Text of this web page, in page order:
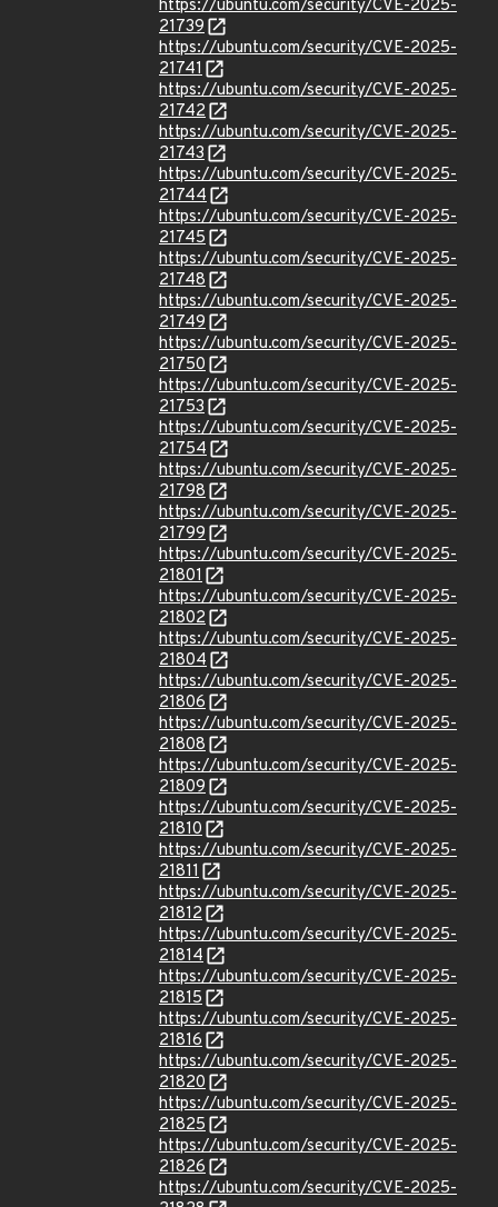
https://ubuntu.com/security/CVE-2025-
21739
https://ubuntu.com/security/CVE-2025-
21741
https://ubuntu.com/security/CVE-2025-
21742
https://ubuntu.com/security/CVE-2025-
21743
https://ubuntu.com/security/CVE-2025-
21744
https://ubuntu.com/security/CVE-2025-
21745
https://ubuntu.com/security/CVE-2025-
21748
https://ubuntu.com/security/CVE-2025-
21749
https://ubuntu.com/security/CVE-2025-
21750
https://ubuntu.com/security/CVE-2025-
21753
https://ubuntu.com/security/CVE-2025-
21754
https://ubuntu.com/security/CVE-2025-
21798
https://ubuntu.com/security/CVE-2025-
21799
https://ubuntu.com/security/CVE-2025-
21801
https://ubuntu.com/security/CVE-2025-
21802
https://ubuntu.com/security/CVE-2025-
21804
https://ubuntu.com/security/CVE-2025-
21806
https://ubuntu.com/security/CVE-2025-
21808
https://ubuntu.com/security/CVE-2025-
21809
https://ubuntu.com/security/CVE-2025-
21810
https://ubuntu.com/security/CVE-2025-
21811
https://ubuntu.com/security/CVE-2025-
21812
https://ubuntu.com/security/CVE-2025-
21814
https://ubuntu.com/security/CVE-2025-
21815
https://ubuntu.com/security/CVE-2025-
21816
https://ubuntu.com/security/CVE-2025-
21820
https://ubuntu.com/security/CVE-2025-
21825
https://ubuntu.com/security/CVE-2025-
21826
https://ubuntu.com/security/CVE-2025-